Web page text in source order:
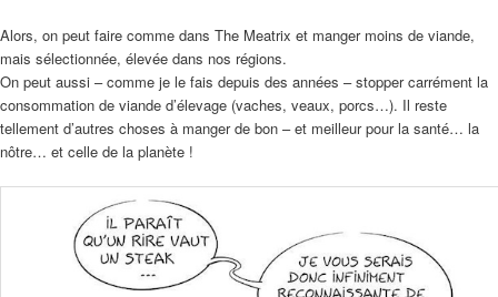
Alors, on peut faire comme dans The Meatrix et manger moins de viande,
mais sélectionnée, élevée dans nos régions.
On peut aussi – comme je le fais depuis des années – stopper carrément la
consommation de viande d’élevage (vaches, veaux, porcs…). Il reste
tellement d’autres choses à manger de bon – et meilleur pour la santé… la
nôtre… et celle de la planète !